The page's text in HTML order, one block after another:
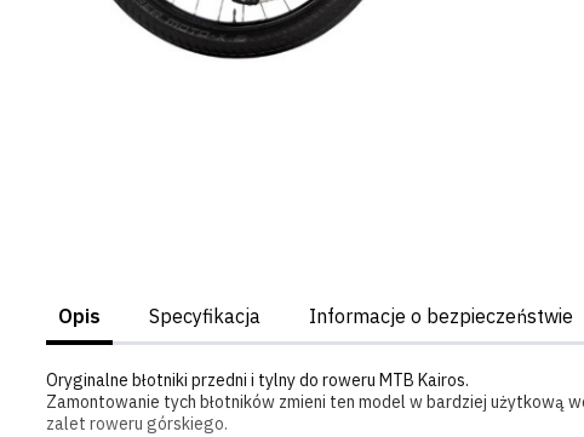
Opis Specyfikacja Informacje o bezpieczeństwie
Oryginalne błotniki przedni i tylny do roweru MTB Kairos.
Zamontowanie tych błotników zmieni ten model w bardziej użytkową
zalet roweru górskiego.